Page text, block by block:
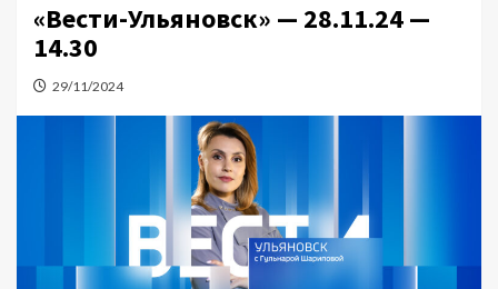
«Вести-Ульяновск» — 28.11.24 —
14.30
29/11/2024